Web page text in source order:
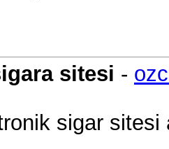
sitesi -
sigar sitesi